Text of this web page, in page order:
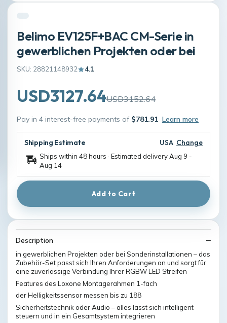
Belimo EV125F+BAC CM-Serie in
gewerblichen Projekten oder bei
SKU: 28821148932 4.1
USD3127.64USD3152.64
Pay in 4 interest-free payments of $781.91 Learn more
Shipping Estimate USA Change
Ships within 48 hours · Estimated deliveryAug 9 -
Aug 14
Add to Cart
Description
in gewerblichen Projekten oder bei Sonderinstallationen – das
Zubehör-Set passt sich Ihren Anforderungen an und sorgt für
eine zuverlässige Verbindung Ihrer RGBW LED Streifen
Features des Loxone Montagerahmen 1-fach
der Helligkeitssensor messen bis zu 188
Sicherheitstechnik oder Audio – alles lässt sich intelligent
steuern und in ein Gesamtsystem integrieren